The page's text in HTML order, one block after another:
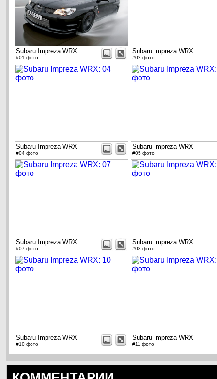
Subaru Impreza WRX
#01 фото
Subaru Impreza WRX
#02 фото
Subaru Impreza WRX
#04 фото
Subaru Impreza WRX
#05 фото
Subaru Impreza WRX
#07 фото
Subaru Impreza WRX
#08 фото
Subaru Impreza WRX
#10 фото
Subaru Impreza WRX
#11 фото